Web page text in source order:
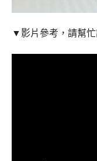
▼影片參考，請幫